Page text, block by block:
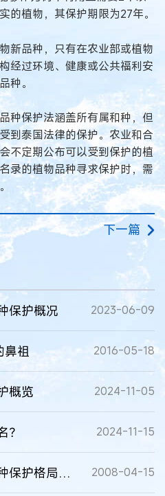
的植物，其保护期限为27年。
新品种，只有在农业部或植物
经过环境、健康或公共福利安
种。
种保护法涵盖所有属和种，但
到泰国法律的保护。农业和合
不定期公布可以受到保护的植
录的植物品种寻求保护时，需
下一篇
保护概况 2023-06-09
鼻祖 2016-05-18
概览 2024-11-05
？ 2024-11-15
国际农业植物新品种保护格局探析及启示 2008-04-15